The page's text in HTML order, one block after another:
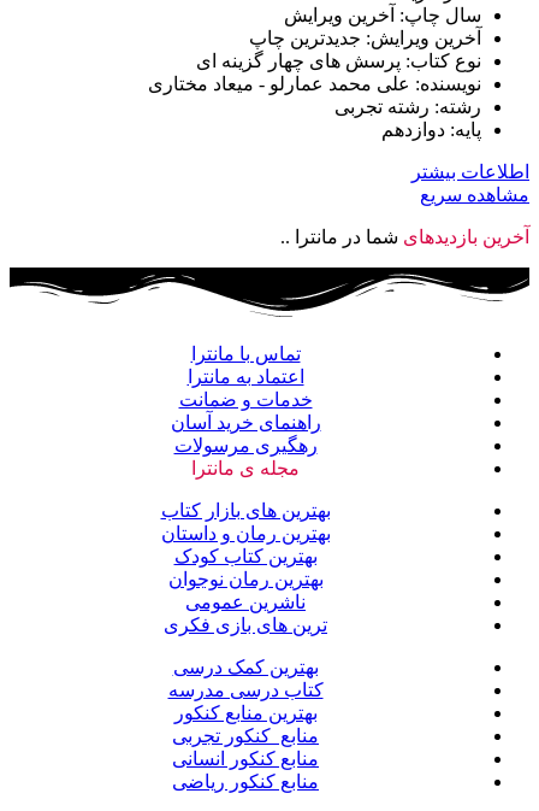
سال چاپ: آخرین ویرایش
آخرین ویرایش: جدیدترین چاپ
نوع کتاب: پرسش های چهار گزینه ای
نویسنده: علی محمد عمارلو - میعاد مختاری
رشته: رشته تجربی
پایه: دوازدهم
اطلاعات بیشتر
مشاهده سریع
آخرین بازدیدهای شما در مانترا ..
تماس با مانترا
اعتماد به مانترا
خدمات و ضمانت
راهنمای خرید آسان
رهگیری مرسولات
مجله ی مانترا
بهترین های بازار کتاب
بهترین رمان و داستان
بهترین کتاب کودک
بهترین رمان نوجوان
ناشرین عمومی
ترین های بازی فکری
بهترین کمک درسی
کتاب درسی مدرسه
بهترین منابع کنکور
منابع کنکور تجربی
منابع کنکور انسانی
منابع کنکور ریاضی